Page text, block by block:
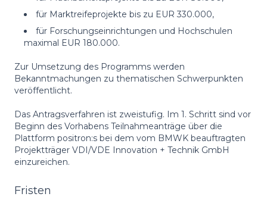
für Marktreifeprojekte bis zu EUR 330.000,
für Forschungseinrichtungen und Hochschulen
maximal EUR 180.000.
Zur Umsetzung des Programms werden
Bekanntmachungen zu thematischen Schwerpunkten
veröffentlicht.
Das Antragsverfahren ist zweistufig. Im 1. Schritt sind vor
Beginn des Vorhabens Teilnahmeanträge über die
Plattform positron:s bei dem vom BMWK beauftragten
Projektträger VDI/VDE Innovation + Technik GmbH
einzureichen.
Fristen